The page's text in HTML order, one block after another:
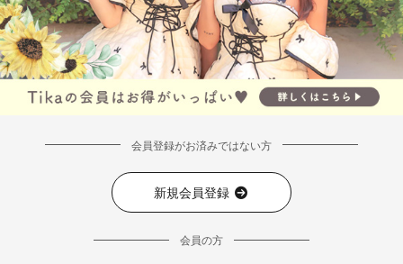
会員登録がお済みではない方
新規会員登録
会員の方